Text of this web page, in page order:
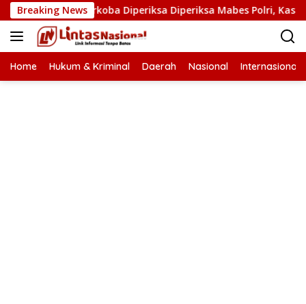
Langsung
ke
konten
Breaking News
Kasat Narkoba Diperiksa Diperiksa Mabes Polri, Kasus Apa?
Home Hukum & Kriminal Daerah Nasional Internasional